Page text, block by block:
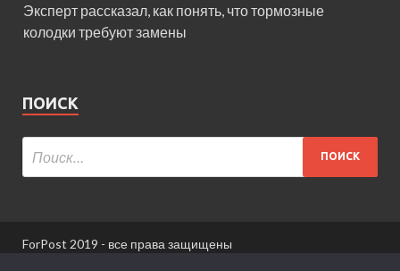
Эксперт рассказал, как понять, что тормозные
колодки требуют замены
ПОИСК
ForPost 2019 - все права защищены